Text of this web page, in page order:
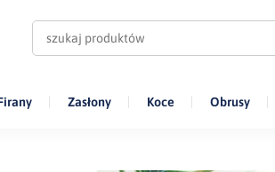
Zasłony Koce Obrusy